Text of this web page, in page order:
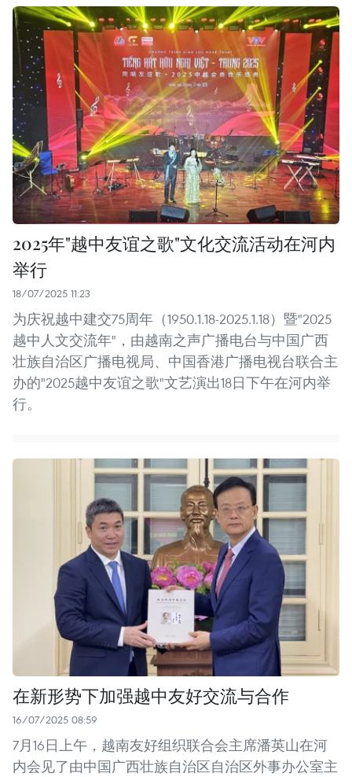
2025年"越中友谊之歌"文化交流活动在河内
举行
18/07/2025 11:23
为庆祝越中建交75周年（1950.1.18-2025.1.18）暨"2025
越中人文交流年"，由越南之声广播电台与中国广西
壮族自治区广播电视局、中国香港广播电视台联合主
办的"2025越中友谊之歌"文艺演出18日下午在河内举
行。
在新形势下加强越中友好交流与合作
16/07/2025 08:59
7月16日上午，越南友好组织联合会主席潘英山在河
内会见了由中国广西壮族自治区自治区外事办公室主